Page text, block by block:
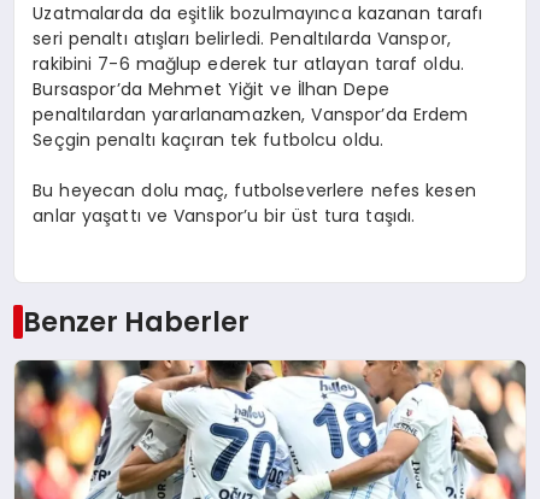
Uzatmalarda da eşitlik bozulmayınca kazanan tarafı
seri penaltı atışları belirledi. Penaltılarda Vanspor,
rakibini 7-6 mağlup ederek tur atlayan taraf oldu.
Bursaspor’da Mehmet Yiğit ve İlhan Depe
penaltılardan yararlanamazken, Vanspor’da Erdem
Seçgin penaltı kaçıran tek futbolcu oldu.
Bu heyecan dolu maç, futbolseverlere nefes kesen
anlar yaşattı ve Vanspor’u bir üst tura taşıdı.
Benzer Haberler